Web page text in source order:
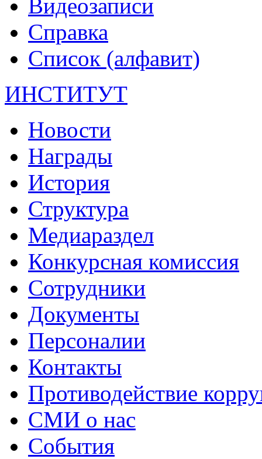
Видеозаписи
Справка
Список (алфавит)
ИНСТИТУТ
Новости
Награды
История
Структура
Медиараздел
Конкурсная комиссия
Сотрудники
Документы
Персоналии
Контакты
Противодействие
СМИ о нас
События